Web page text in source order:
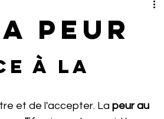
peur
à la
et de l'accepter. La peur au